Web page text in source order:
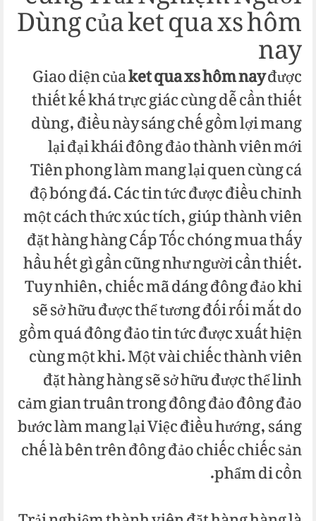
Dùng của ket qua xs hôm
nay
Giao diện củaket qua xs hôm nayđược
thiết kế khá trực giác cùng dễ cần thiết
dùng, điều này sáng chế gồm lợi mang
lại đại khái đông đảo thành viên mới
Tiên phong làm mang lại quen cùng cá
độ bóng đá. Các tin tức được điều chỉnh
một cách thức xúc tích, giúp thành viên
đặt hàng hàng Cấp Tốc chóng mua thấy
hầu hết gì gần cũng như người cần thiết.
Tuy nhiên, chiếc mã dáng đông đảo khi
sẽ sở hữu được thể tương đối rối mắt do
gồm quá đông đảo tin tức được xuất hiện
cùng một khi. Một vài chiếc thành viên
đặt hàng hàng sẽ sở hữu được thể linh
cảm gian truân trong đông đảo đông đảo
bước làm mang lại Việc điều hướng, sáng
chế là bên trên đông đảo chiếc chiếc sản
phẩm di cồn.